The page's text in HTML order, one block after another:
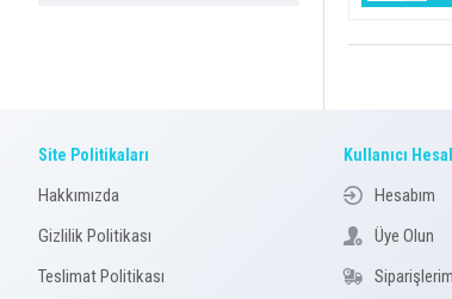
Site Politikaları
Hakkımızda
Gizlilik Politikası
Teslimat Politikası
Kullanıcı
Hesabım
Üye Olun
Siparişlerim